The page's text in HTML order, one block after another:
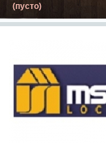
(пусто)